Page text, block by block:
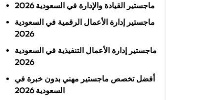
ماجستير القيادة والإدارة في السعودية 2026
ماجستير إدارة الأعمال الرقمية في السعودية
2026
ماجستير إدارة الأعمال التنفيذية في السعودية
2026
أفضل تخصص ماجستير مهني بدون خبرة في
السعودية 2026